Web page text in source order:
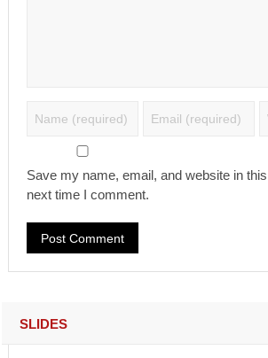
Save my name, email, and website in
next time I comment.
SLIDES